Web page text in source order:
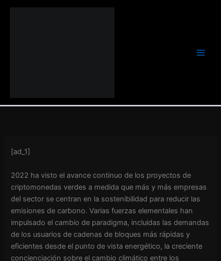
[ad_1]
2022 ha visto el avance continuo de los proyectos de
criptomonedas verdes a medida que más y más empresas
del sector se centran en la sostenibilidad para reducir las
emisiones de carbono. Varias fuerzas elementales han
impulsado el cambio de paradigma, incluidas las demandas
de los usuarios de cadenas de bloques más rápidas y
eficientes desde el punto de vista energético, la creciente
concienciación sobre el cambio climático entre los